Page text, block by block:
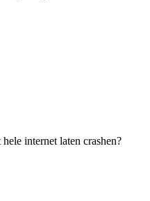
internet laten crashen?